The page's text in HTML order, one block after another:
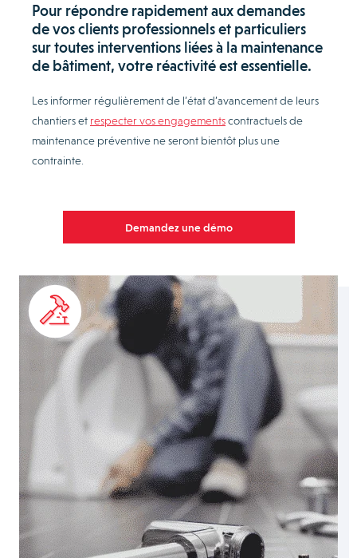
Pour répondre rapidement aux demandes
de vos clients professionnels et particuliers
sur toutes interventions liées à la maintenance
de bâtiment, votre réactivité est essentielle.
Les informer régulièrement de l’état d’avancement de leurs
chantiers et respecter vos engagementscontractuels de
maintenance préventive ne seront bientôt plus une
contrainte.
Demandez une démo